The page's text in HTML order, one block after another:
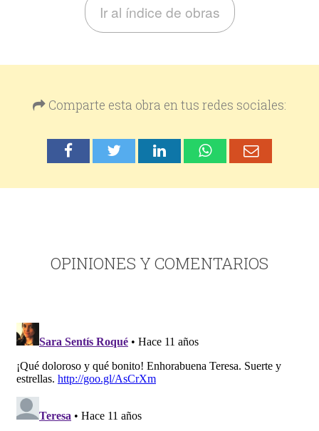
Ir al índice de obras
Comparte esta obra en tus redes sociales:
OPINIONES Y COMENTARIOS